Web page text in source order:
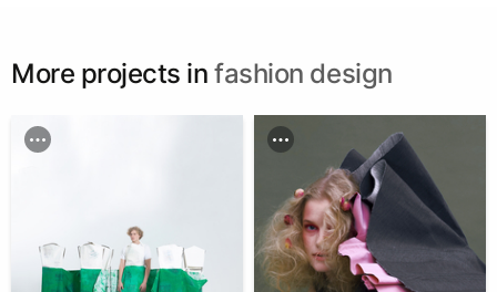
More projects in fashion design